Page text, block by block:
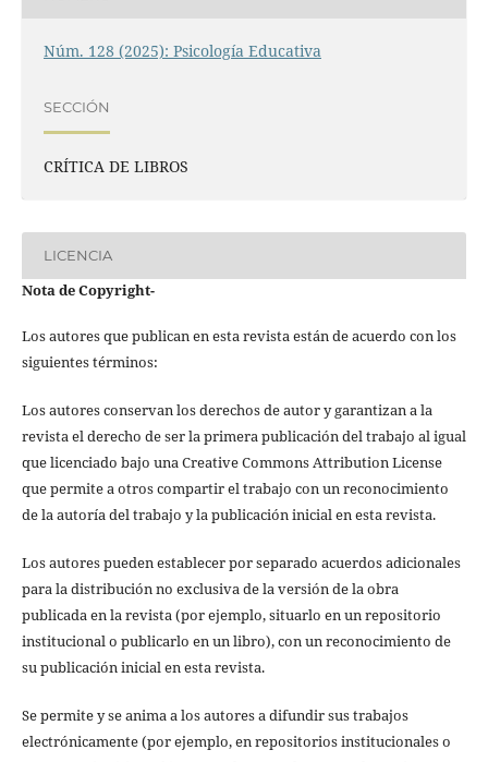
Núm. 128 (2025): Psicología Educativa
SECCIÓN
CRÍTICA DE LIBROS
LICENCIA
Nota de Copyright-
Los autores que publican en esta revista están de acuerdo con los
siguientes términos:
Los autores conservan los derechos de autor y garantizan a la
revista el derecho de ser la primera publicación del trabajo al igual
que licenciado bajo una Creative Commons Attribution License
que permite a otros compartir el trabajo con un reconocimiento
de la autoría del trabajo y la publicación inicial en esta revista.
Los autores pueden establecer por separado acuerdos adicionales
para la distribución no exclusiva de la versión de la obra
publicada en la revista (por ejemplo, situarlo en un repositorio
institucional o publicarlo en un libro), con un reconocimiento de
su publicación inicial en esta revista.
Se permite y se anima a los autores a difundir sus trabajos
electrónicamente (por ejemplo, en repositorios institucionales o